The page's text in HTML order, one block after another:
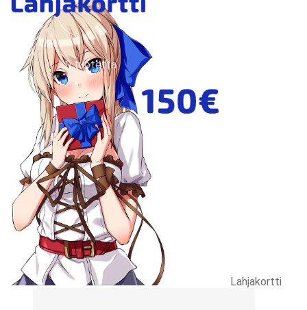
Tilauksen peruminen
Uutiskirje
EN
0,00€ 0 tuotetta
Lahjakortti